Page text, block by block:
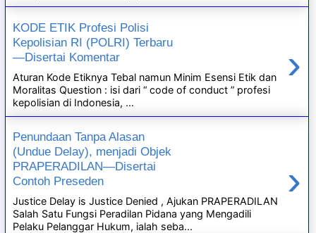
KODE ETIK Profesi Polisi
Kepolisian RI (POLRI) Terbaru
—Disertai Komentar
›
Aturan Kode Etiknya Tebal namun Minim Esensi Etik dan
Moralitas Question : isi dari “ code of conduct ” profesi
kepolisian di Indonesia, ...
Penundaan Tanpa Alasan
(Undue Delay), menjadi Objek
PRAPERADILAN—Disertai
Contoh Preseden
›
Justice Delay is Justice Denied , Ajukan PRAPERADILAN
Salah Satu Fungsi Peradilan Pidana yang Mengadili
Pelaku Pelanggar Hukum, ialah seba...